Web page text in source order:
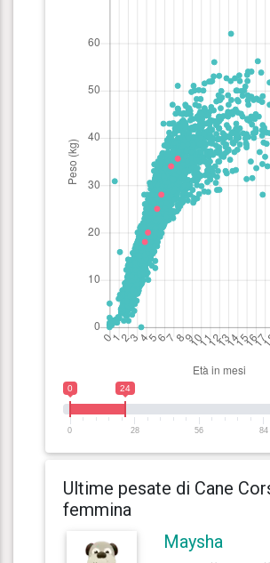
0 24
0 28 56 84
Ultime pesate di Cane
femmina
Maysha